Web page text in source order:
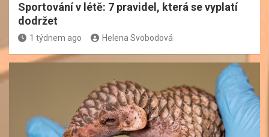
Sportování v létě: 7 pravidel, která se vyplatí
dodržet
1 týdnem ago Helena Svobodová